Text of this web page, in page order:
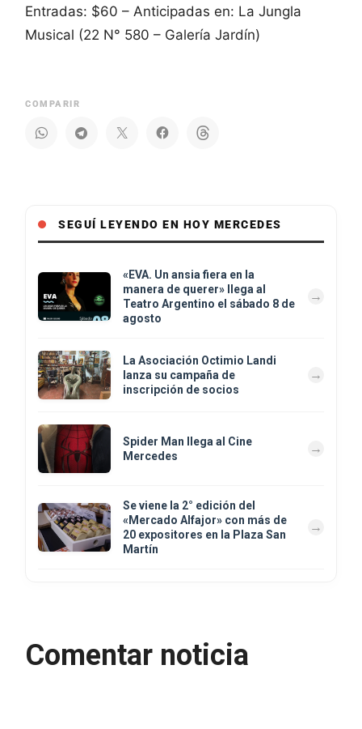
Entradas: $60 – Anticipadas en: La Jungla
Musical (22 N° 580 – Galería Jardín)
COMPARIR
SEGUÍ LEYENDO EN HOY MERCEDES
«EVA. Un ansia fiera en la
manera de querer» llega al
Teatro Argentino el sábado 8 de
agosto
La Asociación Octimio Landi
lanza su campaña de
inscripción de socios
Spider Man llega al Cine
Mercedes
Se viene la 2° edición del
«Mercado Alfajor» con más de
20 expositores en la Plaza San
Martín
Comentar noticia